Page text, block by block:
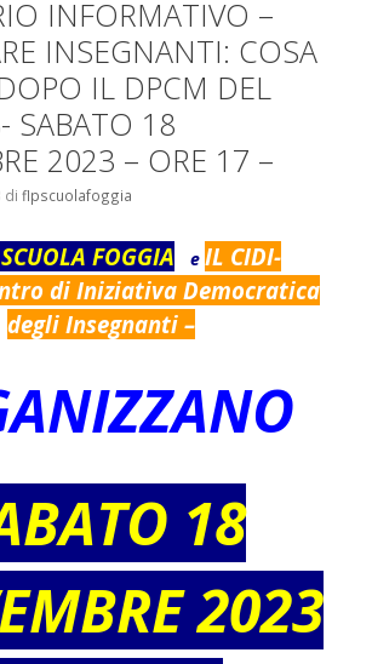
INFORMATIVO –
INSEGNANTI: COSA
IL DPCM DEL
SABATO 18
2023 – ORE 17 –
di flpscuolafoggia
FOGGIA e IL CIDI-
di Iniziativa Democratica
degli Insegnanti –
18
2023